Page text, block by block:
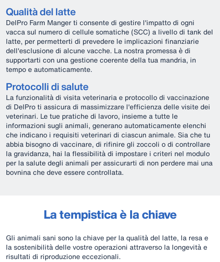
Qualità del latte
DelPro Farm Manger ti consente di gestire l'impatto di ogni
vacca sul numero di cellule somatiche (SCC) a livello di tank del
latte, per permetterti di prevedere le implicazioni finanziarie
dell'esclusione di alcune vacche. La nostra promessa è di
supportarti con una gestione coerente della tua mandria, in
tempo e automaticamente.
Protocolli di salute
La funzionalità di visita veterinaria e protocollo di vaccinazione
di DelPro ti assicura di massimizzare l'efficienza delle visite dei
veterinari. Le tue pratiche di lavoro, insieme a tutte le
informazioni sugli animali, generano automaticamente elenchi
che indicano i requisiti veterinari di ciascun animale. Sia che tu
abbia bisogno di vaccinare, di rifinire gli zoccoli o di controllare
la gravidanza, hai la flessibilità di impostare i criteri nel modulo
per la salute degli animali per assicurarti di non perdere mai una
bovnina che deve essere controllata.
La tempistica è la chiave
Gli animali sani sono la chiave per la qualità del latte, la resa e
la sostenibilità delle vostre operazioni attraverso la longevità e
risultati di riproduzione eccezionali.